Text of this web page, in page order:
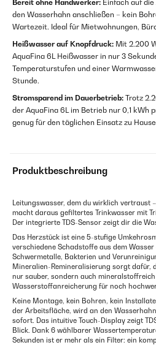
Bereit ohne Handwerker: Einfach auf
den Wasserhahn anschließen – kein
Wartezeit. Ideal für Mietwohnungen,
Heißwasser auf Knopfdruck: Mit 2.200
AquaFina 6L Heißwasser in nur 3
Temperaturstufen und einer
Stunde.
Stromsparend im Dauerbetrieb: Trotz
der AquaFina 6L im Betrieb nur 0,1 kWh
genug für den täglichen Einsatz zu
Produktbeschreibung
Leitungswasser, dem du wirklich vertraust
macht daraus gefiltertes Trinkwasser mit
Der integrierte TDS-Sensor zeigt dir die
Das Herzstück ist eine 5-stufige
verschiedene Schadstoffe aus dem
Schwermetalle, Bakterien und
Mineralien-Remineralisierung sorgt dafür,
nur sauber, sondern auch
Wasserstoffanreicherung für noch
Keine Montage, kein Bohren, kein
der Arbeitsfläche, wird an den
sofort. Das intuitive Touch-Display zeigt
Blick. Dank 6 wählbarer
Sekunden ist er mehr als ein Filter: ein